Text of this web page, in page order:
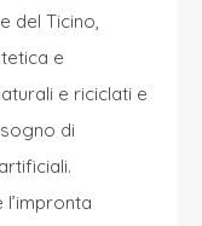
del Ticino,
e
e riciclati e
di